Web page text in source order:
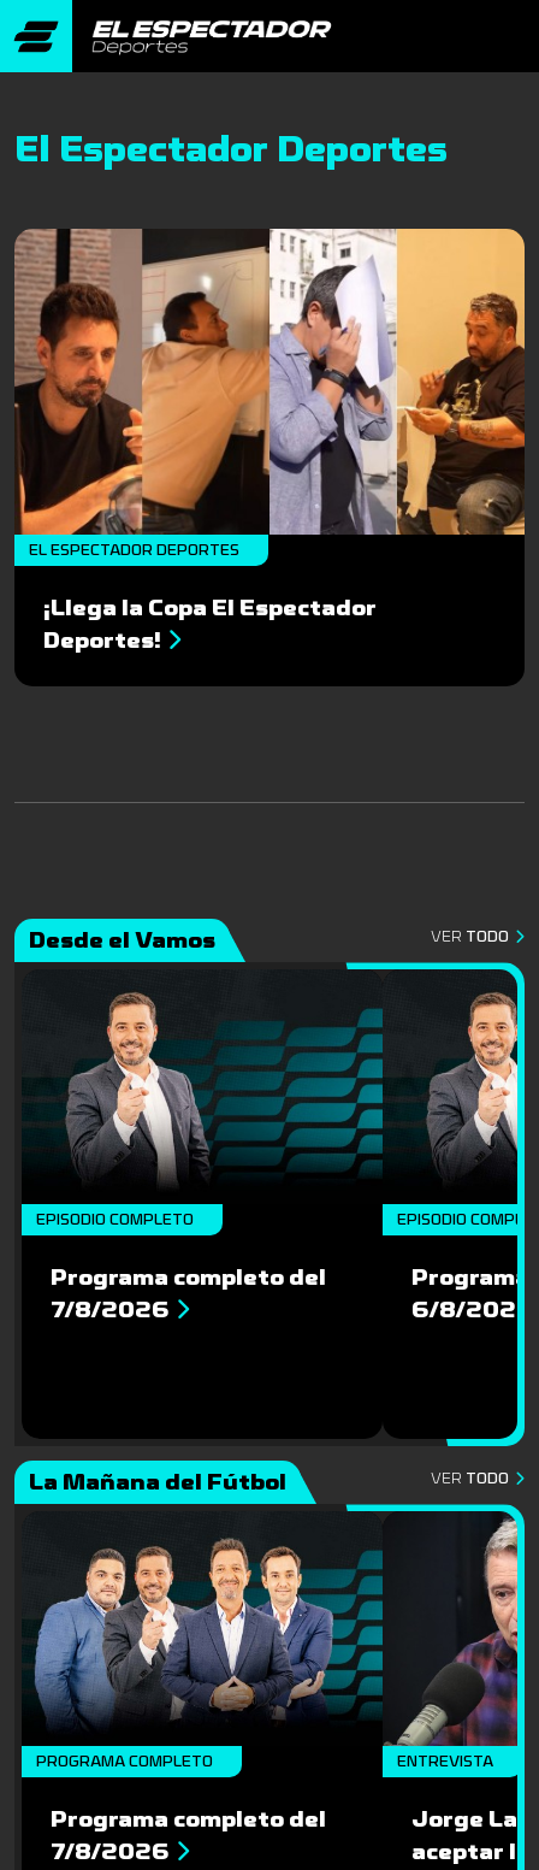
El Espectador Deportes
EL ESPECTADOR DEPORTES
¡Llega la Copa El Espectador
Deportes!
Desde el Vamos VER TODO
EPISODIO COMPLETO
Programa completo del
7/8/2026
EPISODIO
Programa
6/8/2026
La Mañana del Fútbol VER TODO
PROGRAMA COMPLETO
Programa completo del
7/8/2026
ENTREVISTA
Jorge
aceptar la